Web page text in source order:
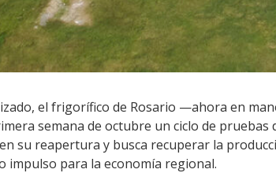
el frigorífico de Rosario —ahora en
semana de octubre un ciclo de
su reapertura y busca recuperar la
impulso para la economía regional.